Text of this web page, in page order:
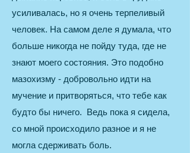
усиливалась, но я очень терпеливый
человек. На самом деле я думала, что
больше никогда не пойду туда, где не
знают моего состояния. Это подобно
мазохизму - добровольно идти на
мучение и притворяться, что тебе как
будто бы ничего. Ведь пока я сидела,
со мной происходило разное и я не
могла сдерживать боль.